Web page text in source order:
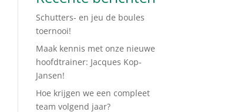
Schutters- en jeu de boules
toernooi!
Maak kennis met onze nieuwe
hoofdtrainer: Jacques Kop-
Jansen!
Hoe krijgen we een compleet
team volgend jaar?